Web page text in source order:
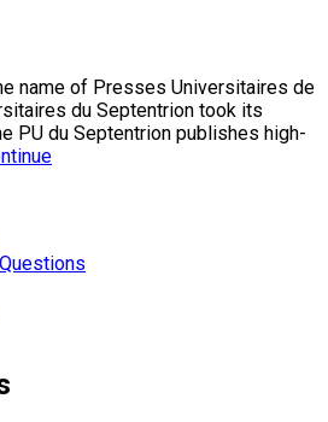
name of Presses Universitaires de
du Septentrion took its
PU du Septentrion publishes high-